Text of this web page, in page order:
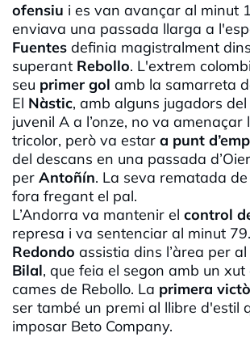
ofensiu i es van avançar al minut
enviava una passada llarga a
Fuentes definia magistralment
superant Rebollo. L'extrem
seu primer gol amb la samarreta
El Nàstic, amb alguns jugadors
juvenil A a l’onze, no va amenaçar
tricolor, però va estar a punt
del descans en una passada
per Antoñín. La seva rematada
fora fregant el pal.
L’Andorra va mantenir el control
represa i va sentenciar al minut 79.
Redondo assistia dins l’àrea per
Bilal, que feia el segon amb un xut
cames de Rebollo. La primera
ser també un premi al llibre d'estil
imposar Beto Company.